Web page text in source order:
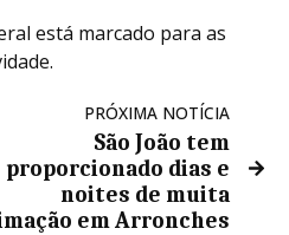
está marcado para as
PRÓXIMA NOTÍCIA
São João tem
proporcionado dias e
noites de muita
em Arronches